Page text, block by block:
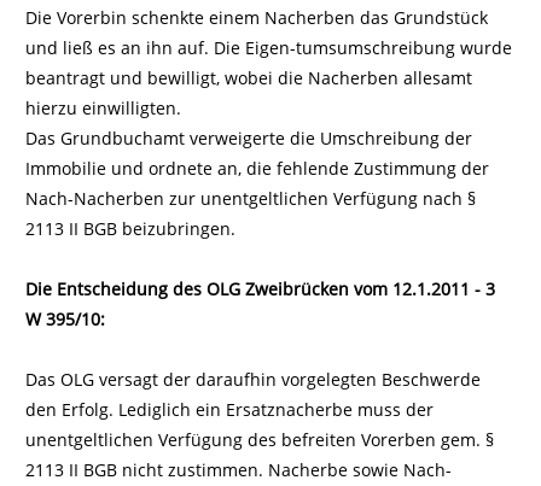
Die Vorerbin schenkte einem Nacherben das Grundstück
und ließ es an ihn auf. Die Eigen-tumsumschreibung wurde
beantragt und bewilligt, wobei die Nacherben allesamt
hierzu einwilligten.
Das Grundbuchamt verweigerte die Umschreibung der
Immobilie und ordnete an, die fehlende Zustimmung der
Nach-Nacherben zur unentgeltlichen Verfügung nach §
2113 II BGB beizubringen.
Die Entscheidung des OLG Zweibrücken vom 12.1.2011 - 3
W 395/10:
Das OLG versagt der daraufhin vorgelegten Beschwerde
den Erfolg. Lediglich ein Ersatznacherbe muss der
unentgeltlichen Verfügung des befreiten Vorerben gem. §
2113 II BGB nicht zustimmen. Nacherbe sowie Nach-